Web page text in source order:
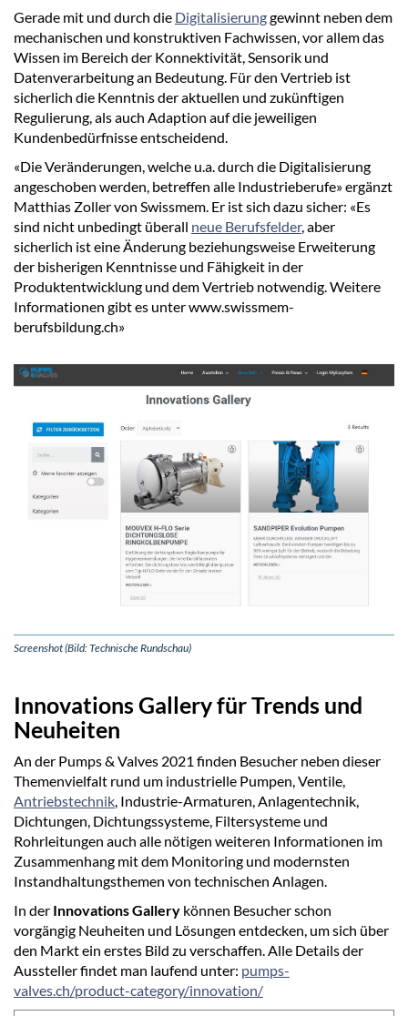
Gerade mit und durch die Digitalisierunggewinnt neben dem
mechanischen und konstruktiven Fachwissen, vor allem das
Wissen im Bereich der Konnektivität, Sensorik und
Datenverarbeitung an Bedeutung. Für den Vertrieb ist
sicherlich die Kenntnis der aktuellen und zukünftigen
Regulierung, als auch Adaption auf die jeweiligen
Kundenbedürfnisse entscheidend.
«Die Veränderungen, welche u.a. durch die Digitalisierung
angeschoben werden, betreffen alle Industrieberufe» ergänzt
Matthias Zoller von Swissmem. Er ist sich dazu sicher: «Es
sind nicht unbedingt überall neue Berufsfelder, aber
sicherlich ist eine Änderung beziehungsweise Erweiterung
der bisherigen Kenntnisse und Fähigkeit in der
Produktentwicklung und dem Vertrieb notwendig. Weitere
Informationen gibt es unter www.swissmem-
berufsbildung.ch»
Screenshot (Bild: Technische Rundschau)
Innovations Gallery für Trends und
Neuheiten
An der Pumps & Valves 2021 finden Besucher neben dieser
Themenvielfalt rund um industrielle Pumpen, Ventile,
Antriebstechnik, Industrie-Armaturen, Anlagentechnik,
Dichtungen, Dichtungssysteme, Filtersysteme und
Rohrleitungen auch alle nötigen weiteren Informationen im
Zusammenhang mit dem Monitoring und modernsten
Instandhaltungsthemen von technischen Anlagen.
In der Innovations Gallery können Besucher schon
vorgängig Neuheiten und Lösungen entdecken, um sich über
den Markt ein erstes Bild zu verschaffen. Alle Details der
Aussteller findet man laufend unter: pumps-
valves.ch/product-category/innovation/